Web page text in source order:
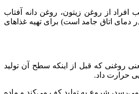
افراد از روغن زیتون، روغن دانه آفتاب
دمای اتاق جامد است) برای تهیه غذاهای
روغنی که قبل از اینکه سطح آن تولید
حرارت داد.